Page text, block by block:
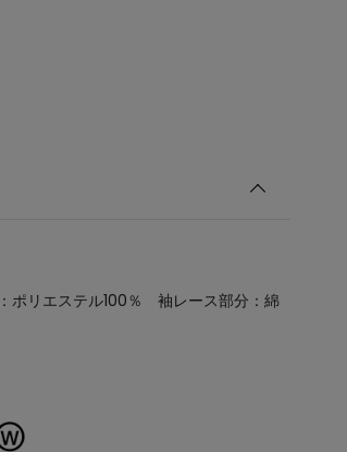
ポリエステル100％ 袖レース部分：綿